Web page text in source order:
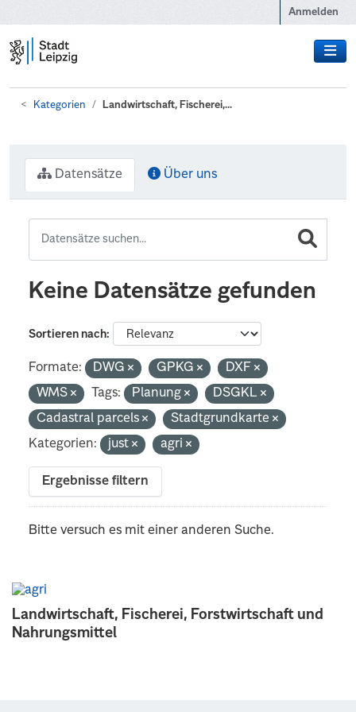
Anmelden
Kategorien Landwirtschaft, Fischerei,...
Landwirtschaft, Fischerei, Forstwirtschaft und
Nahrungsmittel
Datensätze Über uns
Keine Datensätze gefunden
Sortieren nach
Formate: DWG GPKG
DXF
WMS
Tags: Planung
DSGKL
Cadastral parcels
Stadtgrundkarte
Kategorien:
just agri
Ergebnisse filtern
Bitte versuch es mit einer anderen Suche.